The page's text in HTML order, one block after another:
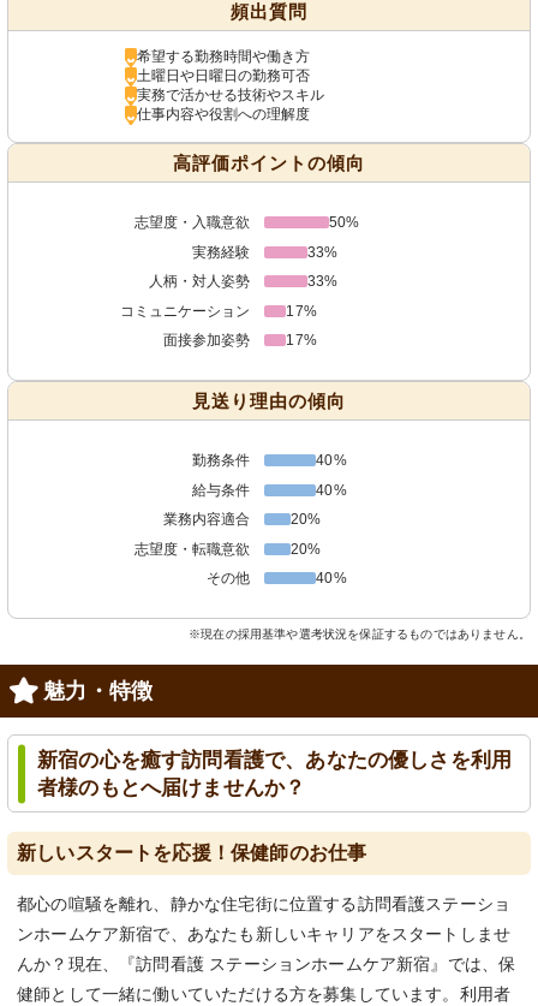
頻出質問
希望する勤務時間や働き方
土曜日や日曜日の勤務可否
実務で活かせる技術やスキル
仕事内容や役割への理解度
高評価ポイントの傾向
志望度・入職意欲
50%
実務経験
33%
人柄・対人姿勢
33%
コミュニケーション
17%
面接参加姿勢
17%
見送り理由の傾向
勤務条件
40%
給与条件
40%
業務内容適合
20%
志望度・転職意欲
20%
その他
40%
※現在の採用基準や選考状況を保証するものではありません。
魅力・特徴
新宿の心を癒す訪問看護で、あなたの優しさを利用
者様のもとへ届けませんか？
新しいスタートを応援！保健師のお仕事
都心の喧騒を離れ、静かな住宅街に位置する訪問看護ステーショ
ンホームケア新宿で、あなたも新しいキャリアをスタートしませ
んか？現在、『訪問看護 ステーションホームケア新宿』では、保
健師として一緒に働いていただける方を募集しています。利用者